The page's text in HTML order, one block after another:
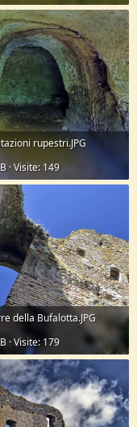
rupestri.JPG
· Visite: 149
della Bufalotta.JPG
· Visite: 179